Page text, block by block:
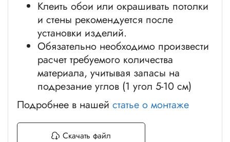
Клеить обои или окрашивать потолки
и стены рекомендуется после
установки изделий.
Обязательно необходимо произвести
расчет требуемого количества
материала, учитывая запасы на
подрезание углов (1 угол 5-10 см)
Подробнее в нашей статье о монтаже
Скачать файл